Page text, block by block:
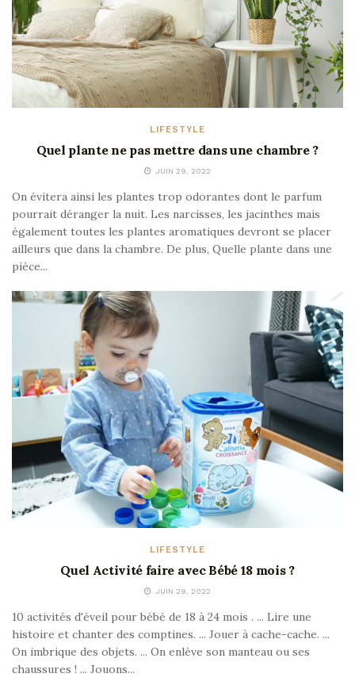
LIFESTYLE
Quel plante ne pas mettre dans une chambre ?
JUIN 29, 2022
On évitera ainsi les plantes trop odorantes dont le parfum
pourrait déranger la nuit. Les narcisses, les jacinthes mais
également toutes les plantes aromatiques devront se placer
ailleurs que dans la chambre. De plus, Quelle plante dans une
pièce...
LIFESTYLE
Quel Activité faire avec Bébé 18 mois ?
JUIN 29, 2022
10 activités d'éveil pour bébé de 18 à 24 mois . ... Lire une
histoire et chanter des comptines. ... Jouer à cache-cache. ...
On imbrique des objets. ... On enlève son manteau ou ses
chaussures ! ... Jouons...